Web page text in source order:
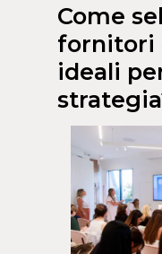
Come
fornitori
ideali